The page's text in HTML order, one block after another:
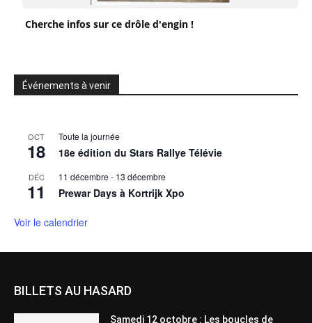
Cherche infos sur ce drôle d'engin !
Événements à venir
OCT
18
Toute la journée
18e édition du Stars Rallye Télévie
DÉC
11
11 décembre - 13 décembre
Prewar Days à Kortrijk Xpo
Voir le calendrier
BILLETS AU HASARD
Samedi 12 octobre : Les boucles de